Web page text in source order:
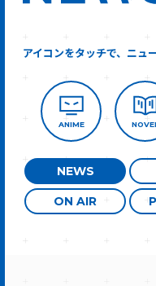
アイコンをタッチで、ニュ
ANIME
NEWS
ON AIR